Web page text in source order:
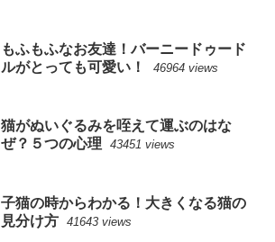
もふもふなお友達！バーニードゥード
ルがとっても可愛い！
46964 views
猫がぬいぐるみを咥えて運ぶのはな
ぜ？５つの心理
43451 views
子猫の時からわかる！大きくなる猫の
見分け方
41643 views